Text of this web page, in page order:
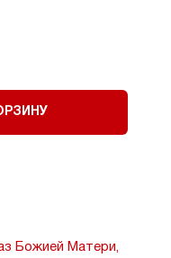
Божией Матери,